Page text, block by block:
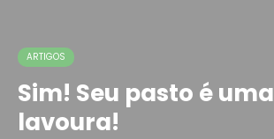
ARTIGOS
Sim! Seu pasto é uma
lavoura!